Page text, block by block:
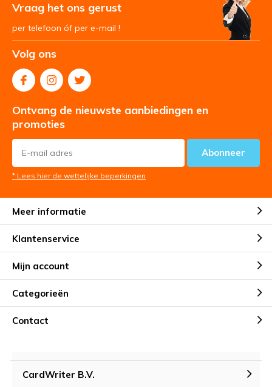
Vraag het ons gerust
per telefoon óf per e-mail !
Volg ons
Ontvang de nieuwste aanbiedingen en
promoties
Abonneer
* Lees hier de wettelijke beperkingen
Meer informatie
Klantenservice
Mijn account
Categorieën
Contact
CardWriter B.V.